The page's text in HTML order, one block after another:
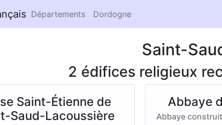
Départements Dordogne
Saint-
2 édifices religieux
Saint-Étienne de
Saud-Lacoussière
Abbaye
Abbaye